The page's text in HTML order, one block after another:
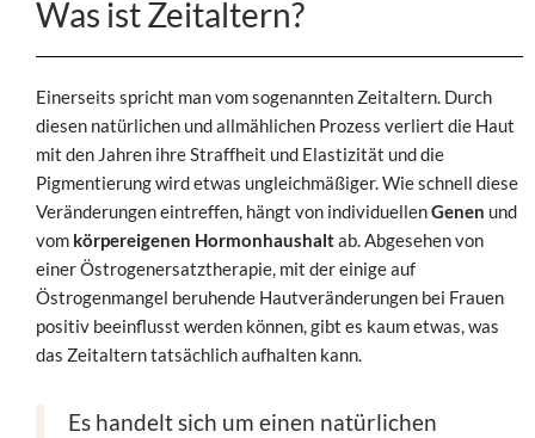
Was ist Zeitaltern?
Einerseits spricht man vom sogenannten Zeitaltern. Durch
diesen natürlichen und allmählichen Prozess verliert die Haut
mit den Jahren ihre Straffheit und Elastizität und die
Pigmentierung wird etwas ungleichmäßiger. Wie schnell diese
Veränderungen eintreffen, hängt von individuellenGenen und
vom körpereigenen Hormonhaushaltab. Abgesehen von
einer Östrogenersatztherapie, mit der einige auf
Östrogenmangel beruhende Hautveränderungen bei Frauen
positiv beeinflusst werden können, gibt es kaum etwas, was
das Zeitaltern tatsächlich aufhalten kann.
Es handelt sich um einen natürlichen